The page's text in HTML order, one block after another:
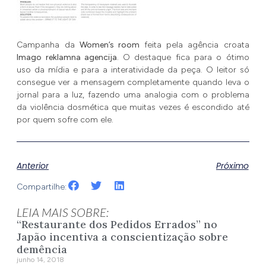
Campanha da Women’s room feita pela agência croata
Imago reklamna agencija. O destaque fica para o ótimo
uso da mídia e para a interatividade da peça. O leitor só
consegue ver a mensagem completamente quando leva o
jornal para a luz, fazendo uma analogia com o problema
da violência dosmética que muitas vezes é escondido até
por quem sofre com ele.
Anterior Próximo
Compartilhe:
LEIA MAIS SOBRE:
“Restaurante dos Pedidos Errados” no
Japão incentiva a conscientização sobre
demência
junho 14, 2018